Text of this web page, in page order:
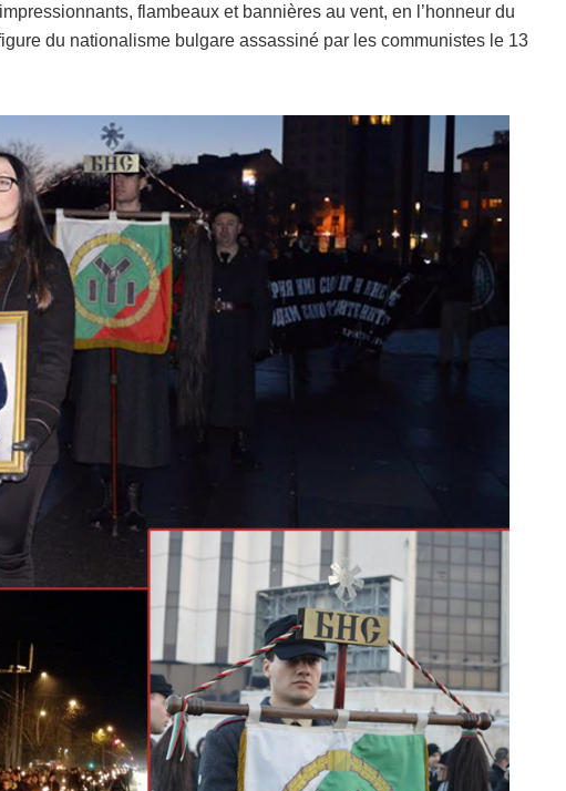
flambeaux et bannières au vent, en l’honneur du
du nationalisme bulgare assassiné par les communistes le 13